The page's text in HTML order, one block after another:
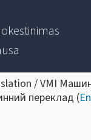
/ VMI
переклад (